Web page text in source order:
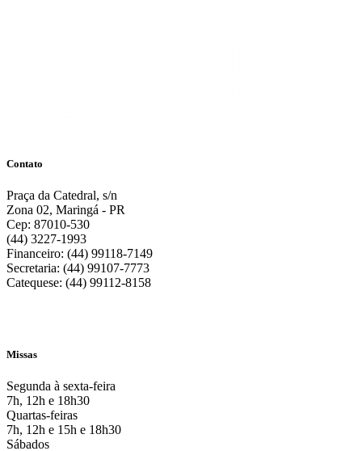
Contato
Praça da Catedral, s/n
Zona 02, Maringá - PR
Cep: 87010-530
(44) 3227-1993
Financeiro: (44) 99118-7149
Secretaria: (44) 99107-7773
Catequese: (44) 99112-8158
Missas
Segunda à sexta-feira
7h, 12h e 18h30
Quartas-feiras
7h, 12h e 15h e 18h30
Sábados